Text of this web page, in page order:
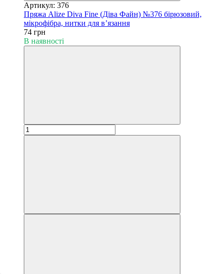
Артикул: 376
Пряжа Alize Diva Fine (Діва Файн) №376 бірюзовий,
мікрофібра, нитки для в’язання
74 грн
В наявності